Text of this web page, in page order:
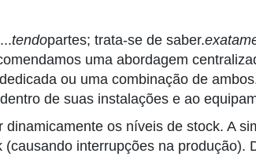
tendopartes; trata-se de saber.
uma abordagem
ou uma combinação de
de suas instalações e ao
os níveis de stock. A
interrupções na